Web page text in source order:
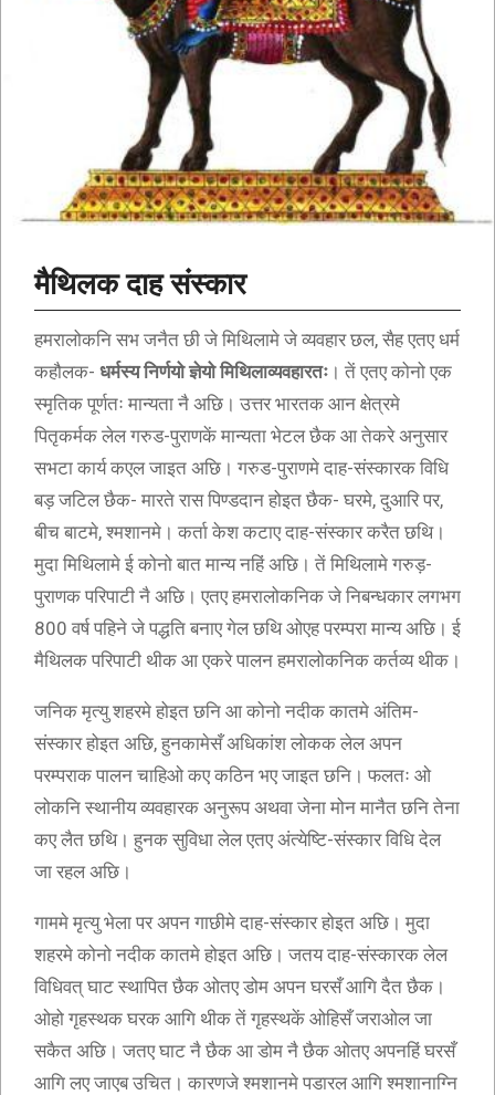
मैथिलक दाह संस्कार
हमरालोकनि सभ जनैत छी जे मिथिलामे जे व्यवहार छल, सैह एतए धर्म
कहौलक- धर्मस्य निर्णयो ज्ञेयो मिथिलाव्यवहारतः । तें एतए कोनो एक
स्मृतिक पूर्णतः मान्यता नै अछि। उत्तर भारतक आन क्षेत्रमे
पितृकर्मक लेल गरुड-पुराणकें मान्यता भेटल छैक आ तेकरे अनुसार
सभटा कार्य कएल जाइत अछि। गरुड-पुराणमे दाह-संस्कारक विधि
बड़ जटिल छैक- मारते रास पिण्डदान होइत छैक- घरमे, दुआरि पर,
बीच बाटमे, श्मशानमे। कर्ता केश कटाए दाह-संस्कार करैत छथि।
मुदा मिथिलामे ई कोनो बात मान्य नहिं अछि। तें मिथिलामे गरुड़-
पुराणक परिपाटी नै अछि। एतए हमरालोकनिक जे निबन्धकार लगभग
800 वर्ष पहिने जे पद्धति बनाए गेल छथि ओएह परम्परा मान्य अछि। ई
मैथिलक परिपाटी थीक आ एकरे पालन हमरालोकनिक कर्तव्य थीक।
जनिक मृत्यु शहरमे होइत छनि आ कोनो नदीक कातमे अंतिम-
संस्कार होइत अछि, हुनकामेसँ अधिकांश लोकक लेल अपन
परम्पराक पालन चाहिओ कए कठिन भए जाइत छनि। फलतः ओ
लोकनि स्थानीय व्यवहारक अनुरूप अथवा जेना मोन मानैत छनि तेना
कए लैत छथि। हुनक सुविधा लेल एतए अंत्येष्टि-संस्कार विधि देल
जा रहल अछि।
गाममे मृत्यु भेला पर अपन गाछीमे दाह-संस्कार होइत अछि। मुदा
शहरमे कोनो नदीक कातमे होइत अछि। जतय दाह-संस्कारक लेल
विधिवत् घाट स्थापित छैक ओतए डोम अपन घरसँ आगि दैत छैक।
ओहो गृहस्थक घरक आगि थीक तें गृहस्थकें ओहिसँ जराओल जा
सकैत अछि। जतए घाट नै छैक आ डोम नै छैक ओतए अपनहिं घरसँ
आगि लए जाएब उचित। कारणजे श्मशानमे पडारल आगि श्मशानाग्नि